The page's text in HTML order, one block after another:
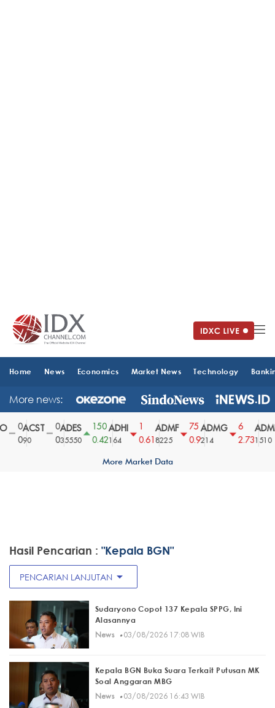
Home News Economics Market News Technology
More news:
ACST
90
ADES
35550
150
0.42
ADHI
164
0.61
ADMF
8225
75
0.9
ADMG
214
2.73
ADMR
1510
More Market Data
Hasil Pencarian : "Kepala BGN"
PENCARIAN LANJUTAN arrow_drop_down
Sudaryono Copot 137 Kepala SPPG, Ini
Alasannya
News· 03/08/2026 17:08 WIB
Kepala BGN Buka Suara Terkait Putusan MK
Soal Anggaran MBG
News· 03/08/2026 16:43 WIB